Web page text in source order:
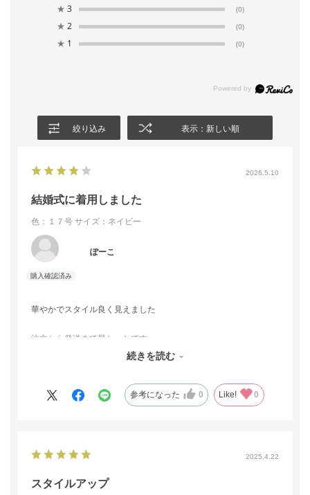
★ 3 (0)
★ 2 (0)
★ 1 (0)
絞り込み 表示：新しい順
2026.5.10
結婚式に着用しました
色：１７号 サイズ：ネイビー
ぽーこ
華やかでスタイル良く見えました
注文から発送まで早かったです
続きを読む
参考になった 0 Like! 0
2025.4.22
スタイルアップ